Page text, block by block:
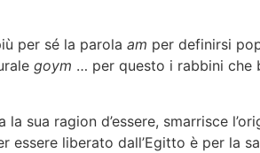
per sé la parola am per definirsi
goym … per questo i rabbini che
ragion d’essere, smarrisce
essere liberato dall’Egitto è per la